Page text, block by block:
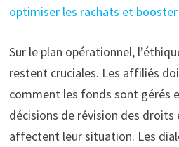
optimiser les rachats et booster
Sur le plan opérationnel,
restent cruciales. Les affiliés
comment les fonds sont gérés
décisions de révision des droits
affectent leur situation. Les